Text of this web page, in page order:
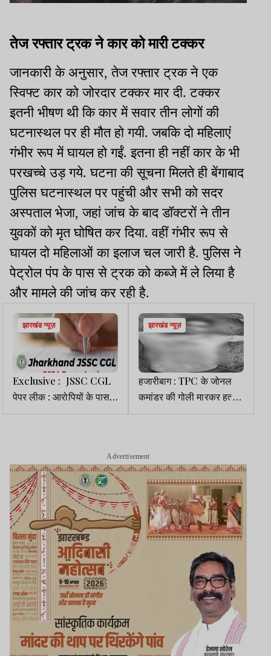
तेज रफ्तार ट्रक ने कार को मारी टक्कर
जानकारी के अनुसार, तेज रफ्तार ट्रक ने एक
स्विफ्ट कार को जोरदार टक्कर मार दी. टक्कर
इतनी भीषण थी कि कार में सवार तीन लोगों की
घटनास्थल पर ही मौत हो गयी. जबकि दो महिलाएं
गंभीर रूप में घायल हो गईं. इतना ही नहीं कार के भी
परखच्चे उड़ गये. घटना की सूचना मिलते ही बेंगाबाद
पुलिस घटनास्थल पर पहुंची और सभी को सदर
अस्पताल भेजा, जहां जांच के बाद डॉक्टरों ने तीन
युवकों को मृत घोषित कर दिया. वहीं गंभीर रूप से
घायल दो महिलाओं का इलाज चल जारी है. पुलिस ने
पेट्रोल पंप के पास से ट्रक को कब्जे में ले लिया है
और मामले की जांच कर रही है.
झारखंड न्यूज़
Exclusive : JSSC CGL
पेपर लीक : आरोपियों के पास
मिले 28 अभ्यर्थियों के नाम, 10
झारखंड न्यूज़
हजारीबाग : TPC के जोनल
कमांडर की गोली मारकर हत्या,
जांच में जुटी पुलिस
Advertisement